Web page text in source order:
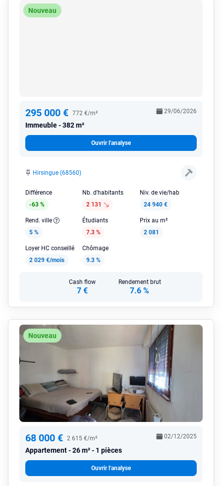
Nouveau
295 000 € 772 €/m²
Immeuble 382 m²
29/06/2026
Ouvrir l'analyse
Hirsingue (68560)
Différence
-63 %
Nb. d'habitants
2 131
Niv. de vie/hab
24 940 €
Rend. ville
5 %
Étudiants
7.3 %
Prix au m²
2 081
Loyer HC conseillé
2 029 €/mois
Chômage
9.3 %
Cash flow
7 €
Rendement brut
7.6 %
Nouveau
68 000 € 2 615 €/m²
Appartement 26 m² - 1 pièces
02/12/2025
Ouvrir l'analyse